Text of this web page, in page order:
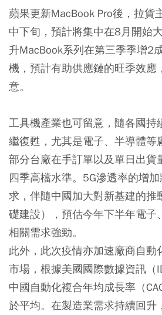
蘋果更新MacBook Pro後，拉貨
中下旬，預計將集中在8月開始
升MacBook系列在第三季季增2
機，預計有助供應鏈的旺季效應
意。
工具機產業也可留意，隨各國持
繼復甦，尤其是電子、半導體等
部分台廠在手訂單以及單日出
四季高檔水準。5G滲透率的增
求，伴隨中國加大對新基建的推
礎建設），預估今年下半年電子
相關需求強勁。
此外，此次疫情亦加速廠商自動
市場，根據美國國際數據資訊（
中國自動化複合年均成長率（
於平均。在製造業需求持續回升